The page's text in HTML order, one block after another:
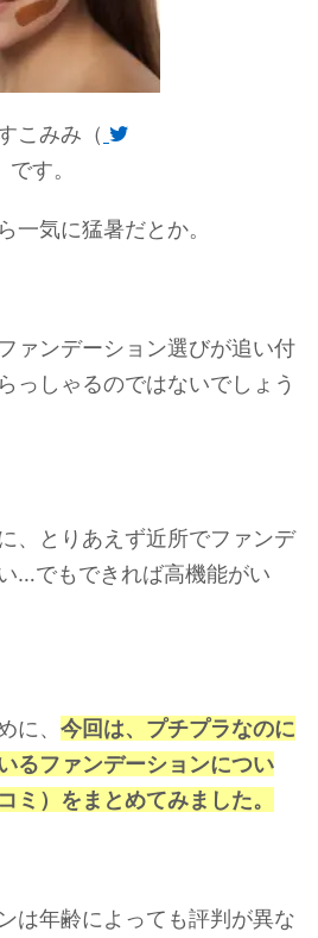
こみみ（
です。
一気に猛暑だとか。
ァンデーション選びが追い付
っしゃるのではないでしょう
、とりあえず近所でファンデ
…でもできれば高機能がい
に、 今回は、プチプラなのに
るファンデーションについ
ミ）をまとめてみました。
は年齢によっても評判が異な